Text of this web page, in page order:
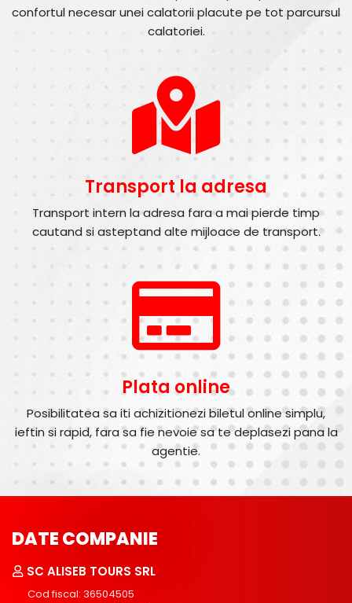
confortul necesar unei calatorii placute pe tot parcursul
calatoriei.
Transport la adresa
Transport intern la adresa fara a mai pierde timp
cautand si asteptand alte mijloace de transport.
Plata online
Posibilitatea sa iti achizitionezi biletul online simplu,
ieftin si rapid, fara sa fie nevoie sa te deplasezi pana la
agentie.
DATE COMPANIE
SC ALISEB TOURS SRL
Cod fiscal: 36504505